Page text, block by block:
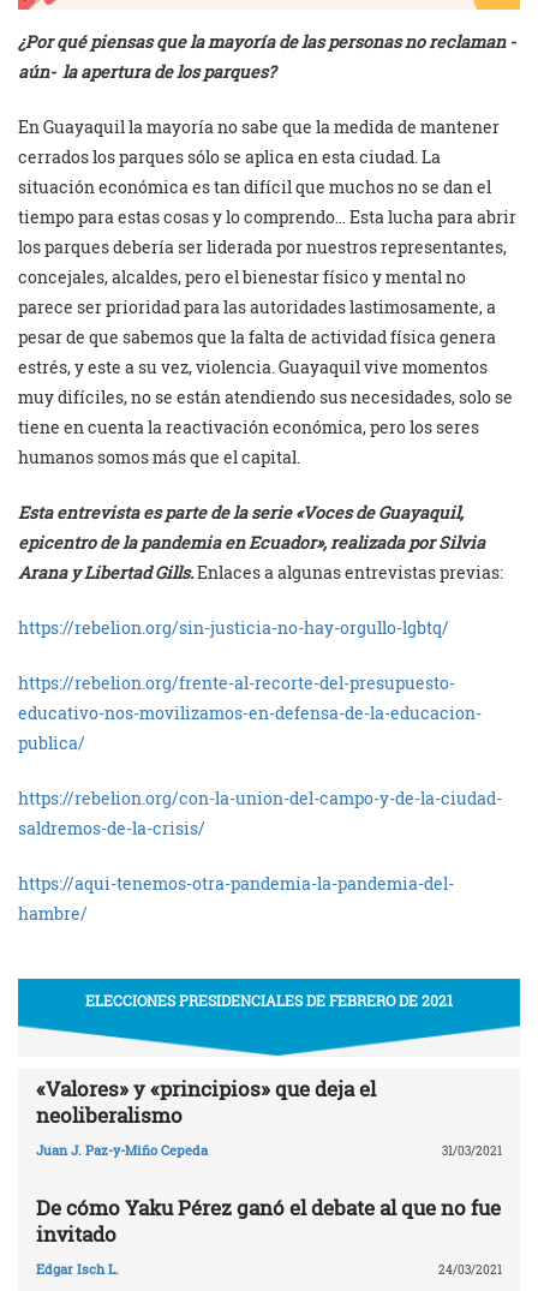
¿Por qué piensas que la mayoría de las personas no reclaman -
aún- la apertura de los parques?
En Guayaquil la mayoría no sabe que la medida de mantener
cerrados los parques sólo se aplica en esta ciudad. La
situación económica es tan difícil que muchos no se dan el
tiempo para estas cosas y lo comprendo… Esta lucha para abrir
los parques debería ser liderada por nuestros representantes,
concejales, alcaldes, pero el bienestar físico y mental no
parece ser prioridad para las autoridades lastimosamente, a
pesar de que sabemos que la falta de actividad física genera
estrés, y este a su vez, violencia. Guayaquil vive momentos
muy difíciles, no se están atendiendo sus necesidades, solo se
tiene en cuenta la reactivación económica, pero los seres
humanos somos más que el capital.
Esta entrevista es parte de la serie «Voces de Guayaquil,
epicentro de la pandemia en Ecuador», realizada por Silvia
Arana y Libertad Gills.Enlaces a algunas entrevistas previas:
https://rebelion.org/sin-justicia-no-hay-orgullo-lgbtq/
https://rebelion.org/frente-al-recorte-del-presupuesto-
educativo-nos-movilizamos-en-defensa-de-la-educacion-
publica/
https://rebelion.org/con-la-union-del-campo-y-de-la-ciudad-
saldremos-de-la-crisis/
https://aqui-tenemos-otra-pandemia-la-pandemia-del-
hambre/
ELECCIONES PRESIDENCIALES DE FEBRERO DE 2021
«Valores» y «principios» que deja el
neoliberalismo
Juan J. Paz-y-Miño Cepeda 31/03/2021
De cómo Yaku Pérez ganó el debate al que no fue
invitado
Edgar Isch L. 24/03/2021